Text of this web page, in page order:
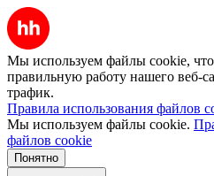
Мы используем файлы cookie,
правильную работу нашего веб-
трафик.
Правила использования файлов
Мы используем файлы cookie.
файлов cookie
Понятно